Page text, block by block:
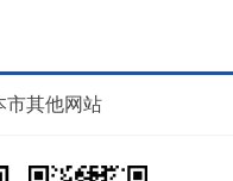
市其他网站